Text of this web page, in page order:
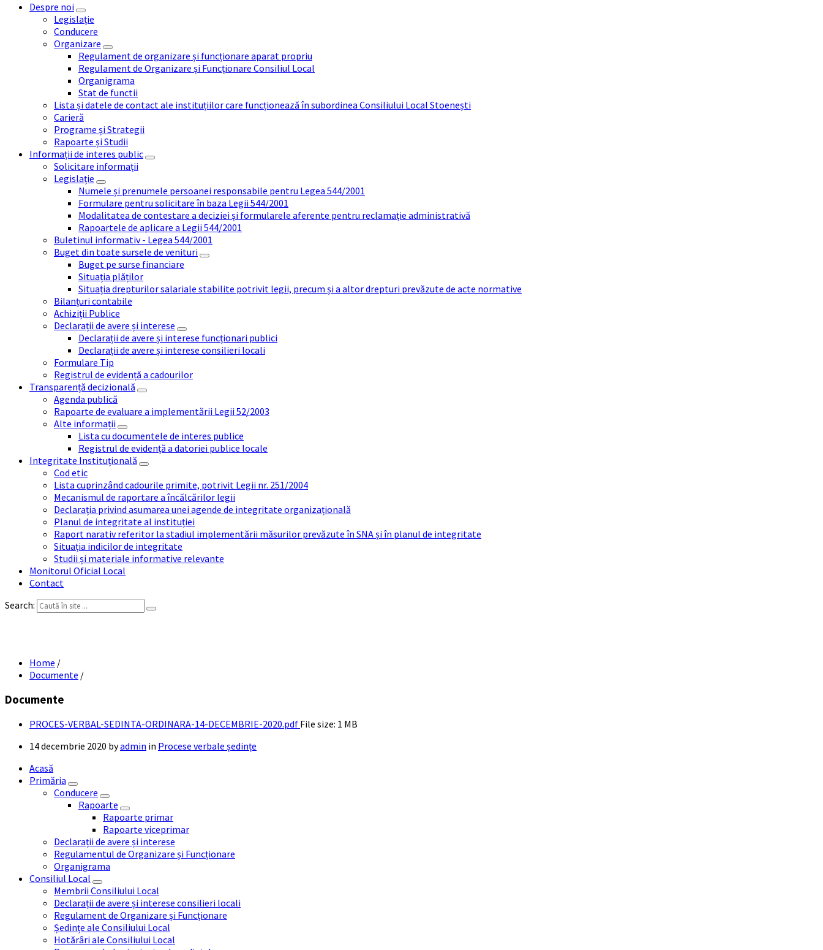
Despre noi
Legislație
Conducere
Organizare
Regulament de organizare și funcționare aparat propriu
Regulament de Organizare și Funcționare Consiliul Local
Organigrama
Stat de functii
Lista și datele de contact ale instituțiilor care funcționează în subordinea Consiliului Local Stoenești
Carieră
Programe și Strategii
Rapoarte și Studii
Informații de interes public
Solicitare informații
Legislație
Numele și prenumele persoanei responsabile pentru Legea 544/2001
Formulare pentru solicitare în baza Legii 544/2001
Modalitatea de contestare a deciziei și formularele aferente pentru reclamație administrativă
Rapoartele de aplicare a Legii 544/2001
Buletinul informativ - Legea 544/2001
Buget din toate sursele de venituri
Buget pe surse financiare
Situația plăților
Situația drepturilor salariale stabilite potrivit legii, precum și a altor drepturi prevăzute de acte normative
Bilanțuri contabile
Achiziții Publice
Declarații de avere și interese
Declarații de avere și interese funcționari publici
Declarații de avere și interese consilieri locali
Formulare Tip
Registrul de evidență a cadourilor
Transparență decizională
Agenda publică
Rapoarte de evaluare a implementării Legii 52/2003
Alte informații
Lista cu documentele de interes publice
Registrul de evidență a datoriei publice locale
Integritate Instituțională
Cod etic
Lista cuprinzând cadourile primite, potrivit Legii nr. 251/2004
Mecanismul de raportare a încălcărilor legii
Declarația privind asumarea unei agende de integritate organizațională
Planul de integritate al instituției
Raport narativ referitor la stadiul implementării măsurilor prevăzute în SNA și în planul de integritate
Situația indicilor de integritate
Studii și materiale informative relevante
Monitorul Oficial Local
Contact
Search:
Home /
Documente /
Documente
PROCES-VERBAL-SEDINTA-ORDINARA-14-DECEMBRIE-2020.pdf File size: 1 MB
14 decembrie 2020 byadmin in Procese verbale ședințe
Acasă
Primăria
Conducere
Rapoarte
Rapoarte primar
Rapoarte viceprimar
Declarații de avere și interese
Regulamentul de Organizare și Funcționare
Organigrama
Consiliul Local
Membrii Consiliului Local
Declarații de avere și interese consilieri locali
Regulament de Organizare și Funcționare
Ședințe ale Consiliului Local
Hotărâri ale Consiliului Local